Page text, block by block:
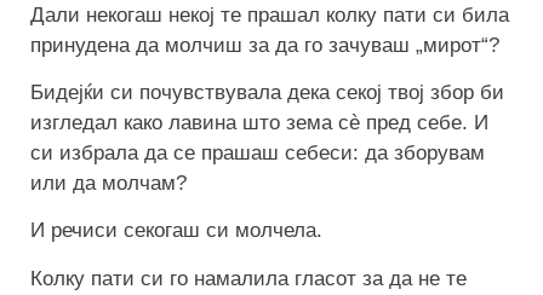
Дали некогаш некој те прашал колку пати си била
принудена да молчиш за да го зачуваш „мирот“?
Бидејќи си почувствувала дека секој твој збор би
изгледал како лавина што зема сè пред себе. И
си избрала да се прашаш себеси: да зборувам
или да молчам?
И речиси секогаш си молчела.
Колку пати си го намалила гласот за да не те